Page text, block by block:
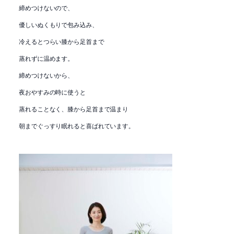
締めつけないので、
優しいぬくもりで包み込み、
冷えるとつらい膝から足首まで
蒸れずに温めます。
締めつけないから、
夜おやすみの時に使うと
蒸れることなく、膝から足首まで温まり
朝までぐっすり眠れると喜ばれています。